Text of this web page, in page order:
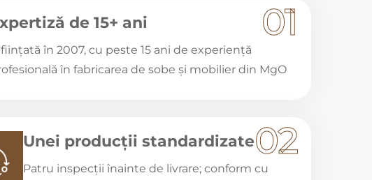
01
de 15+ ani
în 2007, cu peste 15 ani de experiență
în fabricarea de sobe și mobilier din MgO
02
Unei producții standardizate
Patru inspecții înainte de livrare; conform cu